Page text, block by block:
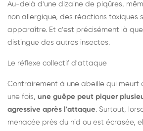
Au-delà d'une dizaine de piqûres,
non allergique, des réactions toxiques
apparaître. Et c'est précisément là
distingue des autres insectes.
Le réflexe collectif d'attaque
Contrairement à une abeille qui meurt
une fois, une guêpe peut piquer
agressive après l'attaque. Surtout,
menacée près du nid ou est écrasée,